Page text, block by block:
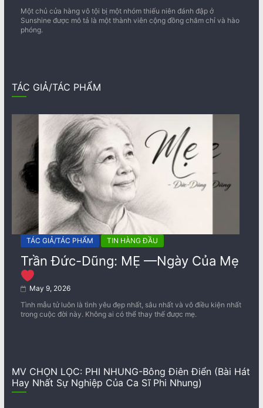
Một chủ cửa hàng vô tội bị một nhóm thiếu niên đánh đập ở
Sunshine được mô tả là một thành viên cộng đồng chăm chỉ và hào
phóng.
TÁC GIẢ/TÁC PHẨM
TÁC GIẢ/TÁC PHẨM TIN HÀNG ĐẦU
Trần Đức-Dũng: MẸ —Ngày Của Mẹ
May 9, 2026
Tình mẫu tử luôn là tình yêu đẹp nhất, sâu nhất và vô điều kiện nhất
trong cuộc đời này. Không ai có thể thay thế được mẹ.
MV CHỌN LỌC: PHI NHUNG-Bông Điên Điển (Bài Hát
Hay Nhất Sự Nghiệp Của Ca Sĩ Phi Nhung)